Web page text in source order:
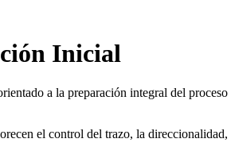
Inicial
a la preparación integral del
el control del trazo, la